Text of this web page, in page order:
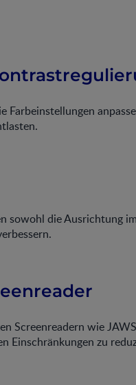
sowohl die Ausrichtung
Screenreadern wie
Einschränkungen zu